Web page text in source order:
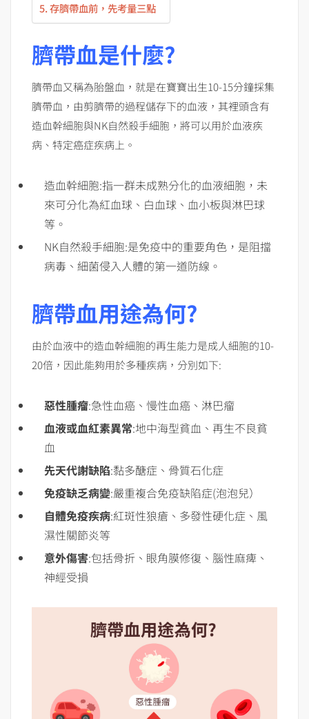
存臍帶血前，先考量三點
臍帶血是什麼?
臍帶血又稱為胎盤血，就是在寶寶出生10-15分鐘採集
臍帶血，由剪臍帶的過程儲存下的血液，其裡頭含有
造血幹細胞與NK自然殺手細胞，將可以用於血液疾
病、特定癌症疾病上。
造血幹細胞:指一群未成熟分化的血液細胞，未
來可分化為紅血球、白血球、血小板與淋巴球
等。
NK自然殺手細胞:是免疫中的重要角色，是阻擋
病毒、細菌侵入人體的第一道防線。
臍帶血用途為何?
由於血液中的造血幹細胞的再生能力是成人細胞的10-
20倍，因此能夠用於多種疾病，分別如下:
惡性腫瘤:急性血癌、慢性血癌、淋巴瘤
血液或血紅素異常:地中海型貧血、再生不良貧
血
先天代謝缺陷:黏多醣症、骨質石化症
免疫缺乏病變:嚴重複合免疫缺陷症(泡泡兒）
自體免疫疾病:紅斑性狼瘡、多發性硬化症、風
濕性關節炎等
意外傷害:包括骨折、眼角膜修復、腦性麻痺、
神經受損